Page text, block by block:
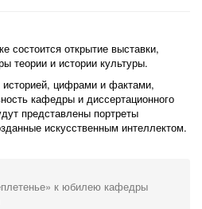
состоится открытие выставки,
теории и истории культуры.
цифрами и фактами,
кафедры и диссертационного
представлены портреты
искусственным интеллектом.
к юбилею кафедры